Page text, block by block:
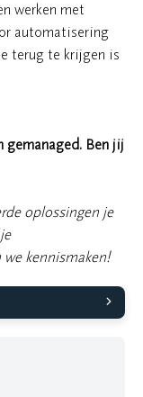
werken met
automatisering
terug te krijgen is
gemanaged. Ben jij
oplossingen je
kennismaken!